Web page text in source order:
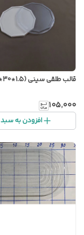
قالب طلقی سینی (1.5*30*30)
۱۰۵٬۰۰۰
افزودن به سبد